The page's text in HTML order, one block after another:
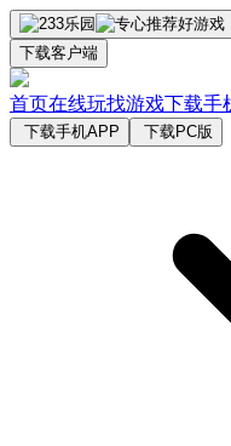
下载客户端
首页在线玩找游戏下载手
下载手机APP 下载PC版